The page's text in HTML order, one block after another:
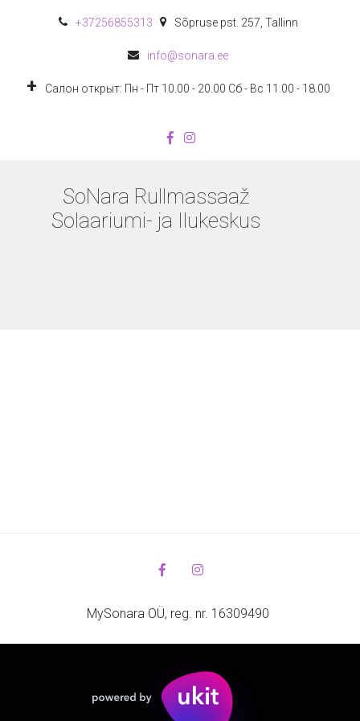
+37256855313 Sõpruse pst. 257 Tallinn
info@sonara.ee
Салон открыт: Пн - Пт 10.00 - 20.00 Сб - Вс 11.00 - 18.00
SoNara Rullmassaaž
Solaariumi- ja Ilukeskus
MySonara OÜ, reg. nr. 16309490